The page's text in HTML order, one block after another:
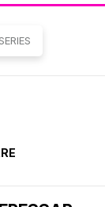
SERIES